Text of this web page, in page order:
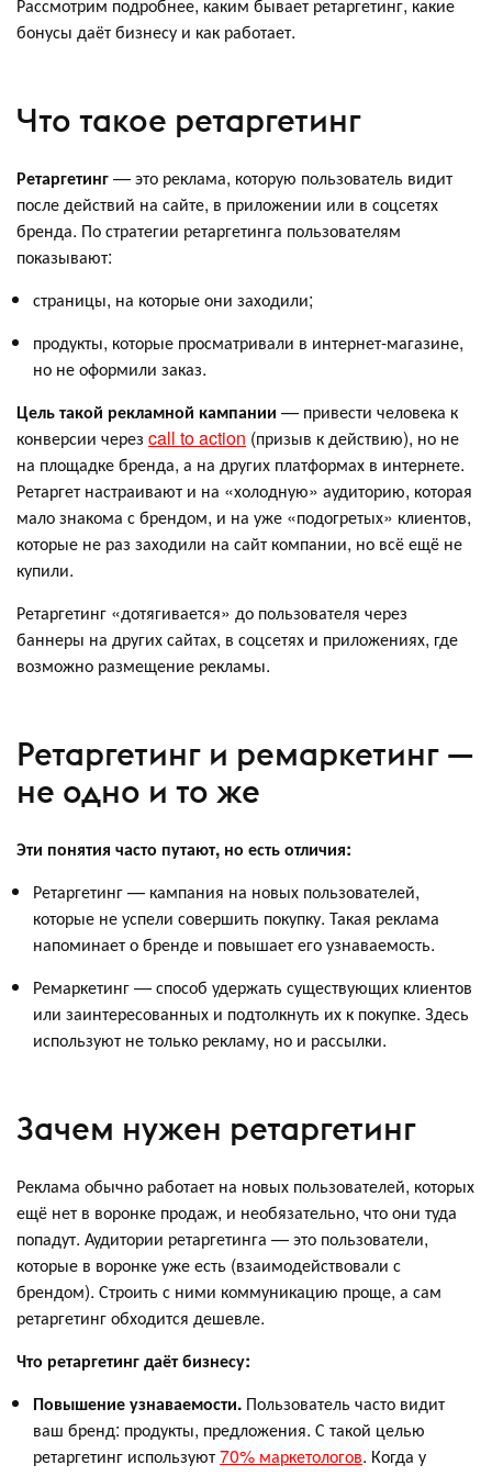
бонусы даёт бизнесу и как работает.
Что такое ретаргетинг
Ретаргетинг— это реклама, которую пользователь видит
после действий на сайте, в приложении или в соцсетях
бренда. По стратегии ретаргетинга пользователям
показывают:
страницы, на которые они заходили;
продукты, которые просматривали в интернет-магазине,
но не оформили заказ.
Цель такой рекламной кампании — привести человека к
конверсии через call to action (призыв к действию), но не
на площадке бренда, а на других платформах в интернете.
Ретаргет настраивают и на «холодную» аудиторию, которая
мало знакома с брендом, и на уже «подогретых» клиентов,
которые не раз заходили на сайт компании, но всё ещё не
купили.
Ретаргетинг «дотягивается» до пользователя через
баннеры на других сайтах, в соцсетях и приложениях, где
возможно размещение рекламы.
Ретаргетинг и ремаркетинг —
не одно и то же
Эти понятия часто путают, но есть отличия:
Ретаргетинг — кампания на новых пользователей,
которые не успели совершить покупку. Такая реклама
напоминает о бренде и повышает его узнаваемость.
Ремаркетинг — способ удержать существующих клиентов
или заинтересованных и подтолкнуть их к покупке. Здесь
используют не только рекламу, но и рассылки.
Зачем нужен ретаргетинг
Реклама обычно работает на новых пользователей, которых
ещё нет в воронке продаж, и необязательно, что они туда
попадут. Аудитории ретаргетинга — это пользователи,
которые в воронке уже есть (взаимодействовали с
брендом). Строить с ними коммуникацию проще, а сам
ретаргетинг обходится дешевле.
Что ретаргетинг даёт бизнесу:
Повышение узнаваемости. Пользователь часто видит
ваш бренд: продукты, предложения. С такой целью
ретаргетинг используют70% маркетологов. Когда у